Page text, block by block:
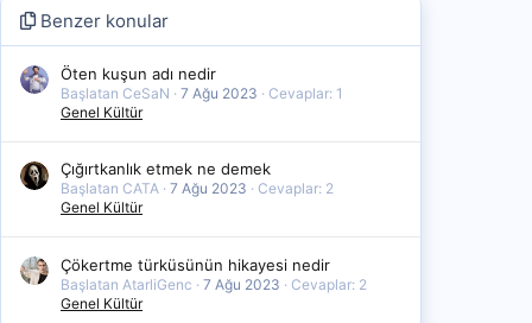
Benzer konular
Öten kuşun adı nedir
Başlatan CeSaN 7 Ağu 2023
Cevaplar: 1
Genel Kültür
Çığırtkanlık etmek ne demek
Başlatan CATA 7 Ağu 2023
Cevaplar: 2
Genel Kültür
Çökertme türküsünün hikayesi nedir
Başlatan AtarliGenc 7 Ağu 2023
Cevaplar: 2
Genel Kültür